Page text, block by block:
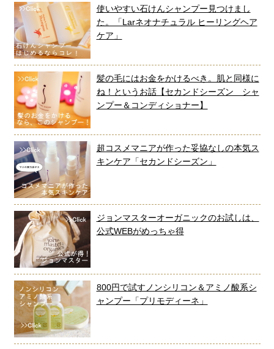
使いやすい石けんシャンプー見つけまし
た。「Larネオナチュラル ヒーリングヘア
ケア」
髪の毛にはお金をかけるべき。肌と同様に
ね！というお話【セカンドシーズン シャ
ンプー＆コンディショナー】
超コスメマニアが作った妥協なしの本気ス
キンケア「セカンドシーズン」
ジョンマスターオーガニックのお試しは、
公式WEBがめっちゃ得
800円で試すノンシリコン＆アミノ酸系シ
ャンプー「プリモディーネ」